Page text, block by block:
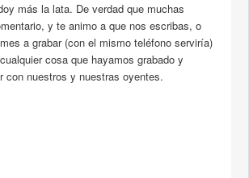
más la lata. De verdad que muchas
y te animo a que nos escribas, o
a grabar (con el mismo teléfono serviría)
cosa que hayamos grabado y
con nuestros y nuestras oyentes.